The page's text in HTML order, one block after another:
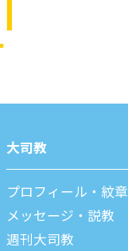
⼤司教
プロフィール・紋章
メッセージ・説教
週刊⼤司教